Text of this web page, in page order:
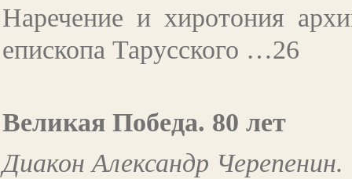
Наречение и хиротония
епископа Тарусского …26
Великая Победа. 80 лет
Диакон Александр Черепенин.